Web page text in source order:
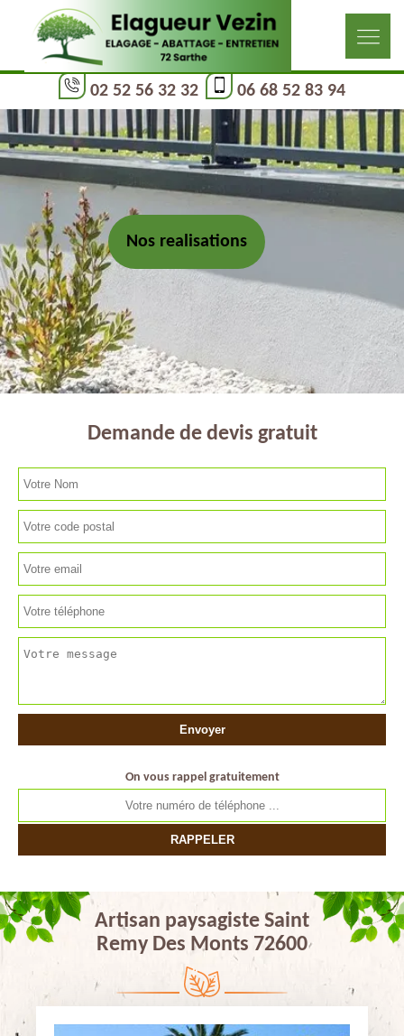
02 52 56 32 32 06 68 52 83 94
Nos realisations
Demande de devis gratuit
On vous rappel gratuitement
Artisan paysagiste Saint
Remy Des Monts 72600